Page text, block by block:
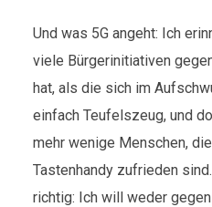
Und was 5G angeht: Ich
viele Bürgerinitiativen
hat, als die sich im
einfach Teufelszeug, und
mehr wenige Menschen,
Tastenhandy zufrieden
richtig: Ich will weder